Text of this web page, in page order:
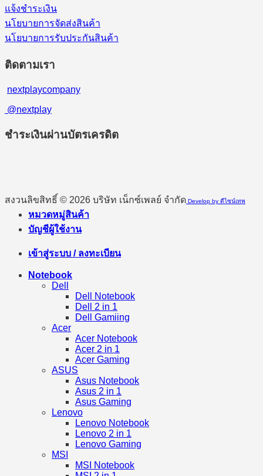
แจ้งชำระเงิน
นโยบายการจัดส่งสินค้า
นโยบายการรับประกันสินค้า
ติดตามเรา
nextplaycompany
@nextplay
ชำระเงินผ่านบัตรเครดิต
สงวนลิขสิทธิ์ © 2026 บริษัท เน็กซ์เพลย์ จำกัด Develop by ดีไซน์เทพ
หมวดหมู่สินค้า
บัญชีผู้ใช้งาน
เข้าสู่ระบบ / ลงทะเบียน
Notebook
Dell
Dell Notebook
Dell 2 in 1
Dell Gamiing
Acer
Acer Notebook
Acer 2 in 1
Acer Gaming
ASUS
Asus Notebook
Asus 2 in 1
Asus Gaming
Lenovo
Lenovo Notebook
Lenovo 2 in 1
Lenovo Gaming
MSI
MSI Notebook